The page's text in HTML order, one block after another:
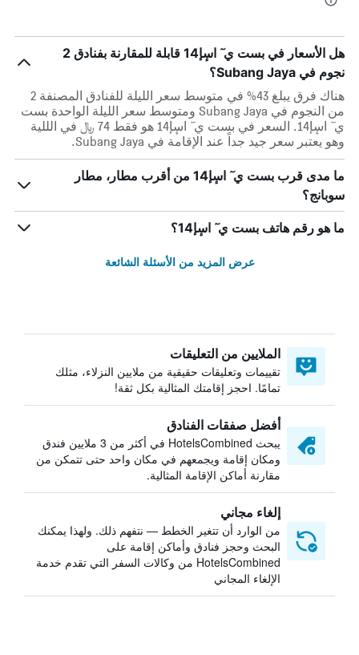
هل الأسعار في بست ي ٓ اسٕإ14 قابلة للمقارنة بفنادق 2
نجوم في Subang Jaya؟
هناك فرق يبلغ 43% في متوسط ​​سعر الليلة للفنادق المصنفة 2
من النجوم في Subang Jaya ومتوسط ​​سعر الليلة الواحدة بست
ي ٓ اسٕإ14. السعر في بست ي ٓ اسٕإ14 هو فقط 74 ﷼ في الللية
وهو يعتبر سعر جيد جداً عند الإقامة في Subang Jaya.
ما مدى قرب بست ي ٓ اسٕإ14 من أقرب مطار، مطار
سوبانج؟
ما هو رقم هاتف بست ي ٓ اسٕإ14؟
عرض المزيد من الأسئلة الشائعة
الملايين من التعليقات
تقييمات وتعليقات حقيقية من ملايين النزلاء، مثلك
تمامًا. احجز إقامتك المثالية بكل ثقة!
أفضل صفقات الفنادق
يبحث HotelsCombined في أكثر من 3 ملايين فندق
ومكان إقامة ويجمعهم في مكان واحد حتى تتمكن من
مقارنة أماكن الإقامة المثالية.
إلغاء مجاني
من الوارد أن تتغير الخطط — نتفهم ذلك. ولهذا يمكنك
البحث وحجز فنادق وأماكن إقامة على
HotelsCombined من وكالات السفر التي تقدم خدمة
الإلغاء المجاني